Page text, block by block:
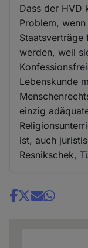
Dass der HVD
Problem,
werden, weil
Lebenskunde
einzig
ist, auch
Resnikschek,
Share